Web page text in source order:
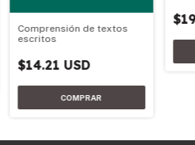
Comprensión de textos
escritos
$14.21 USD